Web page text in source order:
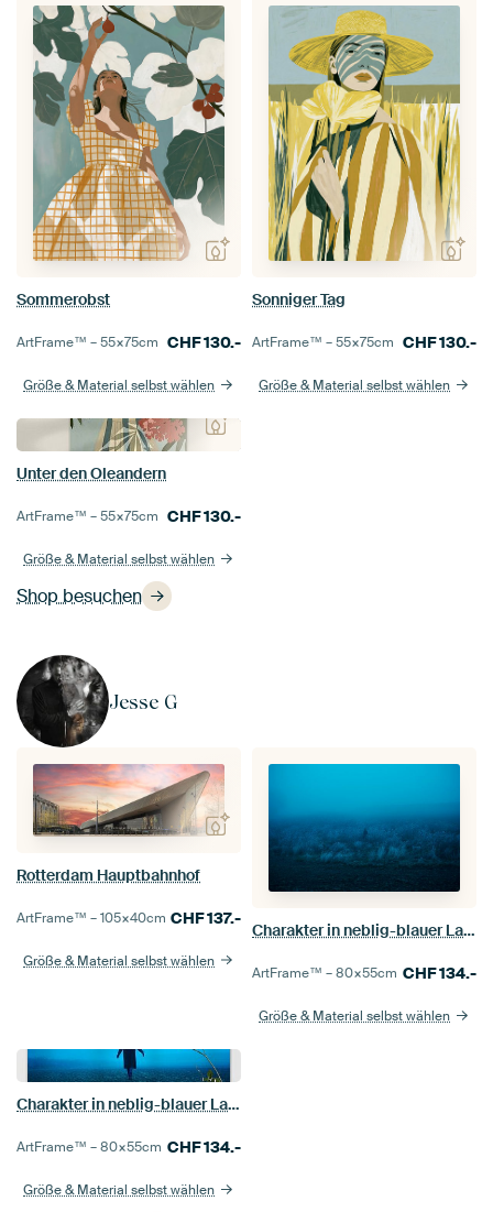
Shop besuchen
Sommerobst
ArtFrame™ –55×75cm CHF130.-
Größe & Material selbst wählen
Sonniger Tag
ArtFrame™ –55×75cm CHF130.-
Größe & Material selbst wählen
Unter den Oleandern
ArtFrame™ –55×75cm CHF130.-
Größe & Material selbst wählen
Jesse G
Rotterdam Hauptbahnhof
ArtFrame™ –105×40cm CHF137.-
Größe & Material selbst wählen
Charakter in neblig-blauer Landschaft
ArtFrame™ –80×55cm CHF134.-
Größe & Material selbst wählen
Charakter in neblig-blauer Landschaft
ArtFrame™ –80×55cm CHF134.-
Größe & Material selbst wählen